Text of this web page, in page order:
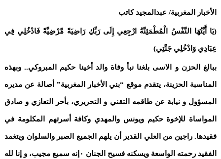
الأخبار المغربية/ عبدالمجيد كاتب
(يَا أَيَّتُهَا النَّفْسُ الْمُطْمَئِنَّةُ ارْجِعِي إِلَى رَبِّكِ رَاضِيَةً مَّرْضِيَّةً فَادْخُلِي فِي
عِبَادِي وَادْخُلِي جَنَّتِي)
ببالغ الحزن و الاسى بلغنا نبأ وفاة والد أخينا حكيم المبروكي.. وبهذه
المناسبة الحزينة، يتقدم موقع “بني الأخبار المغربية” أصالة عن مديره
المسؤول و نيابة عن طاقمه التقني و التحريري، بأحر التعازي و صادق
المواساة للإخوة حكيم ويونس والمهدي وكافة أسرتهم المكلومة في
فقيدها. راجين من العلي القدير أن يلهم الجميع الصبر والسلوان ويتغمد
الفقيد رحمته الواسعة ويسكنه فسيح الجنان ٠إنه سميع مجيب، و إنا لله